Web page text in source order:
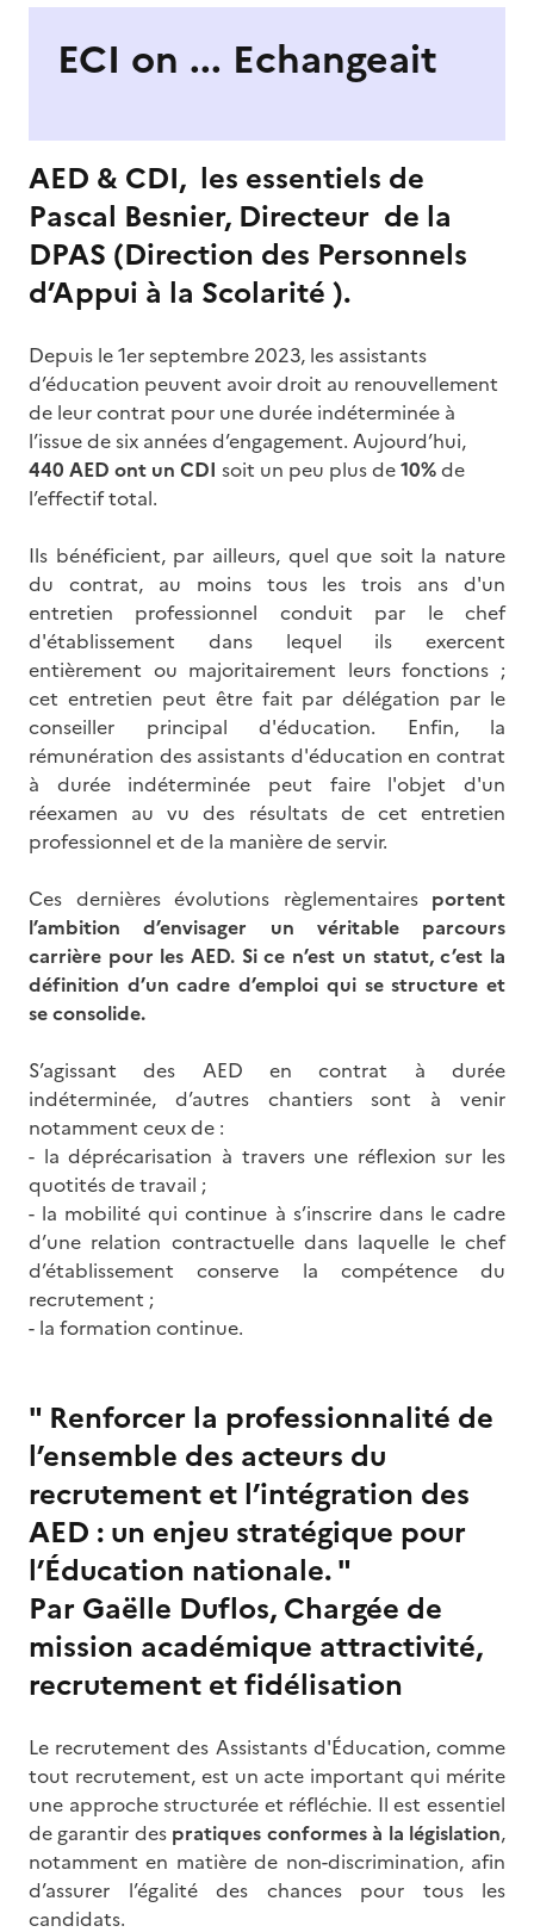
ECI on ... Echangeait
AED & CDI, les essentiels de
Pascal Besnier, Directeur de la
DPAS (Direction des Personnels
d’Appui à la Scolarité ).
Depuis le 1er septembre 2023, les assistants
d’éducation peuvent avoir droit au renouvellement
de leur contrat pour une durée indéterminée à
l’issue de six années d’engagement. Aujourd’hui,
440 AED ont un CDI soit un peu plus de10%de
l’effectif total.
Ils bénéficient, par ailleurs, quel que soit la nature
du contrat, au moins tous les trois ans d'un
entretien professionnel conduit par le chef
d'établissement dans lequel ils exercent
entièrement ou majoritairement leurs fonctions ;
cet entretien peut être fait par délégation par le
conseiller principal d'éducation. Enfin, la
rémunération des assistants d'éducation en contrat
à durée indéterminée peut faire l'objet d'un
réexamen au vu des résultats de cet entretien
professionnel et de la manière de servir.
Ces dernières évolutions règlementaires portent
l’ambition d’envisager un véritable parcours
carrière pour les AED. Si ce n’est un statut, c’est la
définition d’un cadre d’emploi qui se structure et
se consolide.
S’agissant des AED en contrat à durée
indéterminée, d’autres chantiers sont à venir
notamment ceux de :
- la déprécarisation à travers une réflexion sur les
quotités de travail ;
- la mobilité qui continue à s’inscrire dans le cadre
d’une relation contractuelle dans laquelle le chef
d’établissement conserve la compétence du
recrutement ;
- la formation continue.
" Renforcer la professionnalité de
l’ensemble des acteurs du
recrutement et l’intégration des
AED : un enjeu stratégique pour
l’Éducation nationale. "
Par Gaëlle Duflos, Chargée de
mission académique attractivité,
recrutement et fidélisation
Le recrutement des Assistants d'Éducation, comme
tout recrutement, est un acte important qui mérite
une approche structurée et réfléchie. Il est essentiel
de garantir despratiques conformes à la législation,
notamment en matière de non-discrimination, afin
d’assurer l’égalité des chances pour tous les
candidats.